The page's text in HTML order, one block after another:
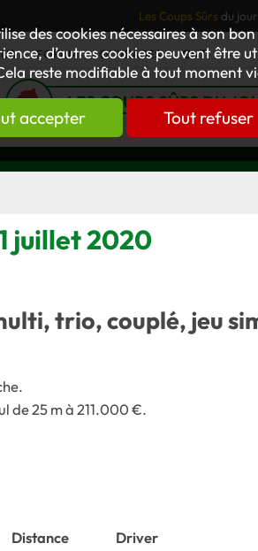
des cookies nécessaires à son
d’autres cookies peuvent être
reste modifiable à tout moment
accepter Tout refuser
Les Coups Sûrs du jour
FORUM OUVRAGES GNT
LES COUPS SÛRS DU
juillet 2020
trio, couplé, jeu
.
de 25 m à 211.000 €.
Distance Driver